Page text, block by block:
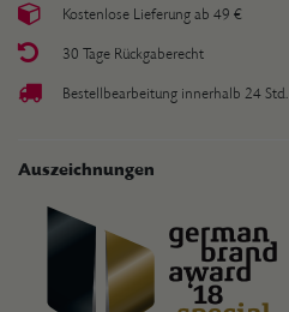
Kostenlose Lieferung ab 49 €
30 Tage Rückgaberecht
Bestellbearbeitung innerhalb 24 Std.
Auszeichnungen